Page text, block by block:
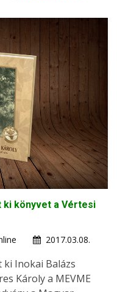
ki könyvet a Vértesi
2017.03.08.
ki Inokai Balázs
Károly a MEVME